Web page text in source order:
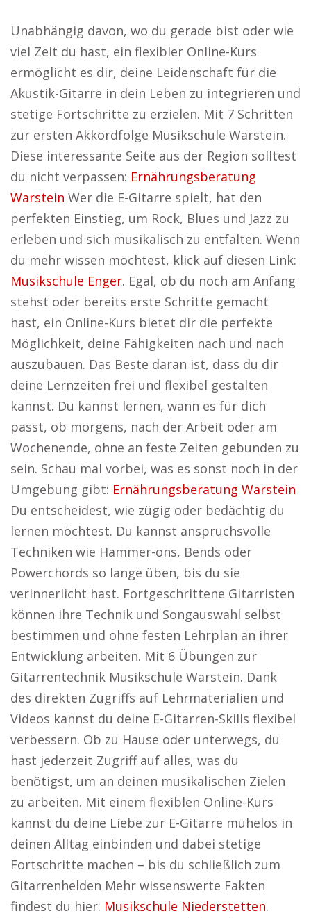
Unabhängig davon, wo du gerade bist oder wie
viel Zeit du hast, ein flexibler Online-Kurs
ermöglicht es dir, deine Leidenschaft für die
Akustik-Gitarre in dein Leben zu integrieren und
stetige Fortschritte zu erzielen. Mit 7 Schritten
zur ersten Akkordfolge Musikschule Warstein.
Diese interessante Seite aus der Region solltest
du nicht verpassen: Ernährungsberatung
Warstein Wer die E-Gitarre spielt, hat den
perfekten Einstieg, um Rock, Blues und Jazz zu
erleben und sich musikalisch zu entfalten. Wenn
du mehr wissen möchtest, klick auf diesen Link:
Musikschule Enger. Egal, ob du noch am Anfang
stehst oder bereits erste Schritte gemacht
hast, ein Online-Kurs bietet dir die perfekte
Möglichkeit, deine Fähigkeiten nach und nach
auszubauen. Das Beste daran ist, dass du dir
deine Lernzeiten frei und flexibel gestalten
kannst. Du kannst lernen, wann es für dich
passt, ob morgens, nach der Arbeit oder am
Wochenende, ohne an feste Zeiten gebunden zu
sein. Schau mal vorbei, was es sonst noch in der
Umgebung gibt: Ernährungsberatung Warstein
Du entscheidest, wie zügig oder bedächtig du
lernen möchtest. Du kannst anspruchsvolle
Techniken wie Hammer-ons, Bends oder
Powerchords so lange üben, bis du sie
verinnerlicht hast. Fortgeschrittene Gitarristen
können ihre Technik und Songauswahl selbst
bestimmen und ohne festen Lehrplan an ihrer
Entwicklung arbeiten. Mit 6 Übungen zur
Gitarrentechnik Musikschule Warstein. Dank
des direkten Zugriffs auf Lehrmaterialien und
Videos kannst du deine E-Gitarren-Skills flexibel
verbessern. Ob zu Hause oder unterwegs, du
hast jederzeit Zugriff auf alles, was du
benötigst, um an deinen musikalischen Zielen
zu arbeiten. Mit einem flexiblen Online-Kurs
kannst du deine Liebe zur E-Gitarre mühelos in
deinen Alltag einbinden und dabei stetige
Fortschritte machen – bis du schließlich zum
Gitarrenhelden Mehr wissenswerte Fakten
findest du hier: Musikschule Niederstetten.